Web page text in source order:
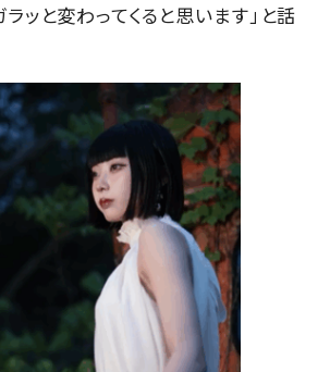
ッと変わってくると思います」と話